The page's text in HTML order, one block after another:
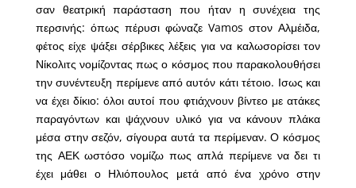
σαν θεατρική παράσταση που ήταν η συνέχεια της
περσινής: όπως πέρυσι φώναζε Vamos στον Αλμέιδα,
φέτος είχε ψάξει σέρβικες λέξεις για να καλωσορίσει τον
Νίκολιτς νομίζοντας πως ο κόσμος που παρακολουθήσει
την συνέντευξη περίμενε από αυτόν κάτι τέτοιο. Ισως και
να έχει δίκιο: όλοι αυτοί που φτιάχνουν βίντεο με ατάκες
παραγόντων και ψάχνουν υλικό για να κάνουν πλάκα
μέσα στην σεζόν, σίγουρα αυτά τα περίμεναν. Ο κόσμος
της ΑΕΚ ωστόσο νομίζω πως απλά περίμενε να δει τι
έχει μάθει ο Ηλιόπουλος μετά από ένα χρόνο στην